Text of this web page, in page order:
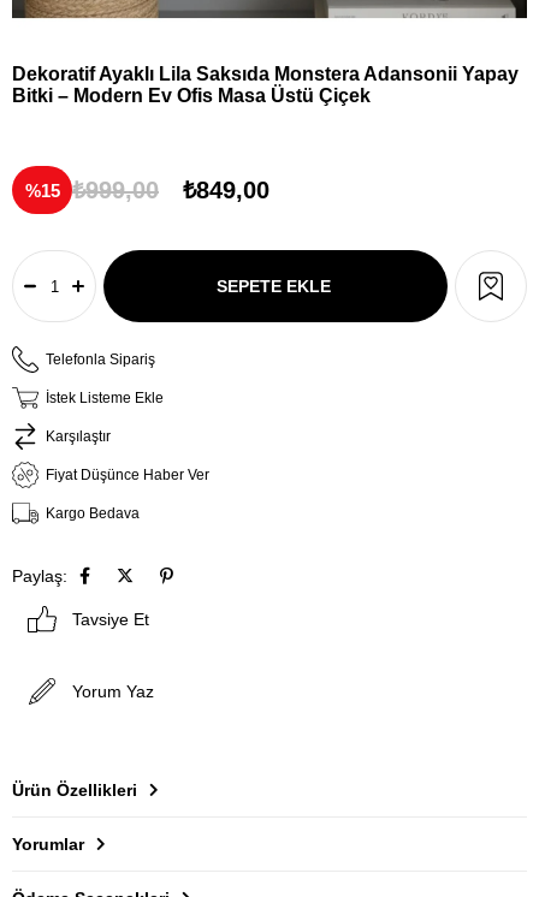
Dekoratif Ayaklı Lila Saksıda Monstera Adansonii Yapay
Bitki – Modern Ev Ofis Masa Üstü Çiçek
15 ₺999,00 ₺849,00
Telefonla Sipariş
İstek Listeme Ekle
Karşılaştır
Fiyat Düşünce Haber Ver
Kargo Bedava
Paylaş:
Tavsiye Et
Yorum Yaz
Ürün Özellikleri
Yorumlar